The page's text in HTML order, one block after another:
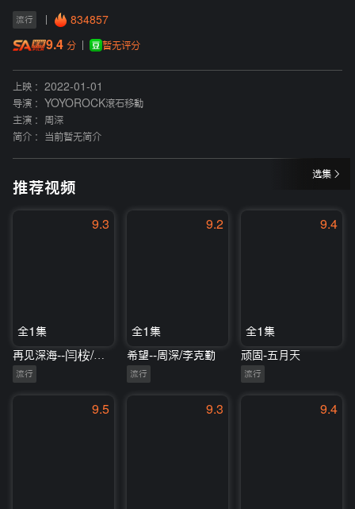
流行 834857
9.4 分 暂无评分
上映 :
2022-01-01
导演 :
YOYOROCK滾石移動
主演 :
周深
简介 :
当前暂无简介
选集
推荐视频
9.3
全1集
再见深海--闫桉/沈川绮
流行
9.2
全1集
希望--周深/李克勤
流行
9.4
全1集
顽固-五月天
流行
9.5 9.3 9.4